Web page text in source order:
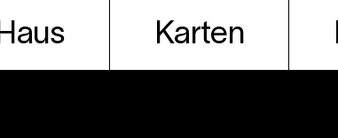
Haus Karten